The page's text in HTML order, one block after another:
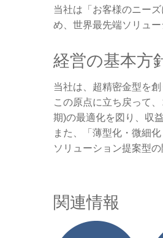
当社は「お客様のニー
め、世界最先端ソリュ
経営の基本方
当社は、超精密金型を
この原点に立ち戻って
期)の最適化を図り、収
また、「薄型化・微細
ソリューション提案型
関連情報